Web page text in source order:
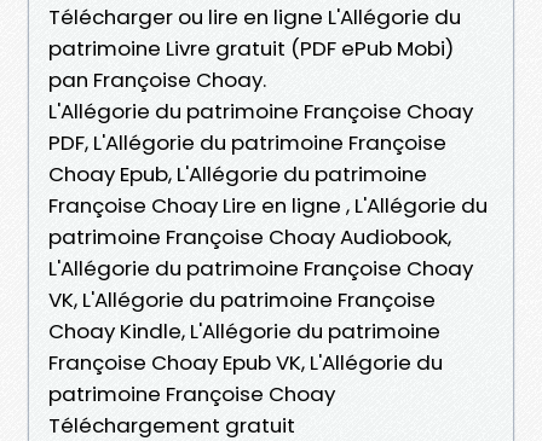
Télécharger ou lire en ligne L'Allégorie du
patrimoine Livre gratuit (PDF ePub Mobi)
pan Françoise Choay.
L'Allégorie du patrimoine Françoise Choay
PDF, L'Allégorie du patrimoine Françoise
Choay Epub, L'Allégorie du patrimoine
Françoise Choay Lire en ligne , L'Allégorie du
patrimoine Françoise Choay Audiobook,
L'Allégorie du patrimoine Françoise Choay
VK, L'Allégorie du patrimoine Françoise
Choay Kindle, L'Allégorie du patrimoine
Françoise Choay Epub VK, L'Allégorie du
patrimoine Françoise Choay
Téléchargement gratuit